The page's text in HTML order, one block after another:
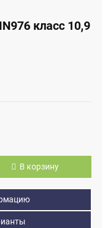
класс 10,9
В корзину